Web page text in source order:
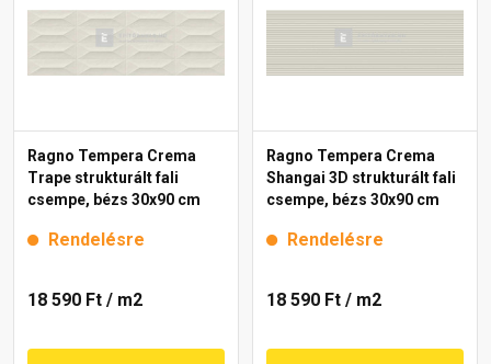
Ragno Tempera Crema
Trape strukturált fali
csempe, bézs 30x90 cm
Rendelésre
18 590 Ft / m2
Ragno Tempera Crema
Shangai 3D strukturált fali
csempe, bézs 30x90 cm
Rendelésre
18 590 Ft / m2